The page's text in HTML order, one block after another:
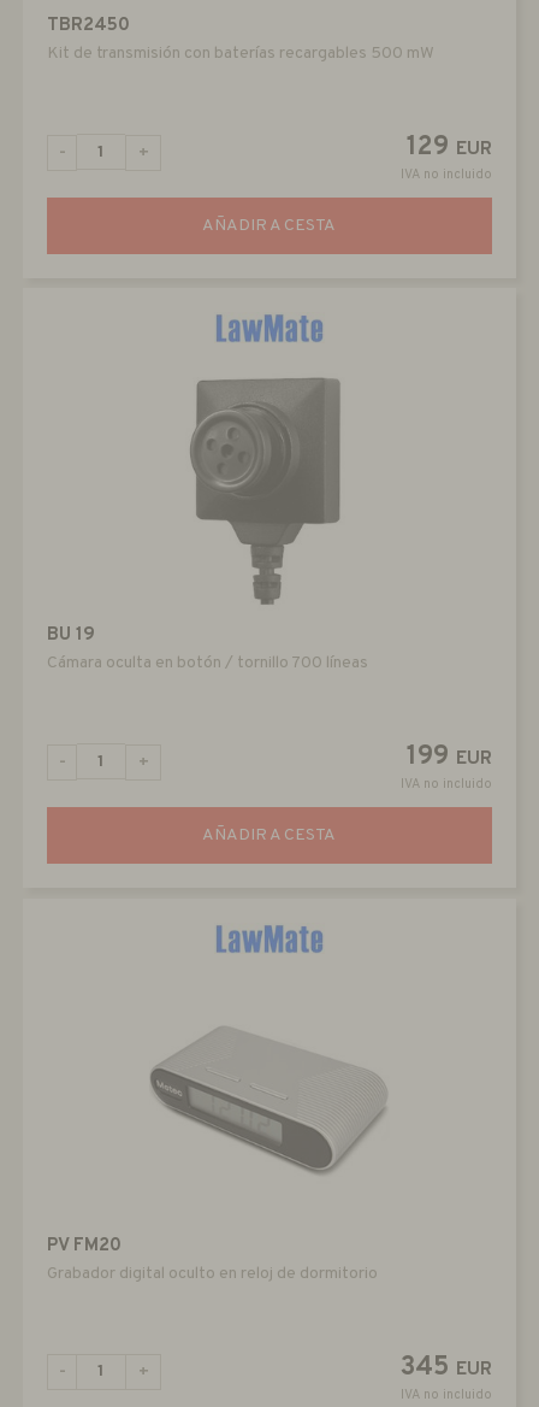
TBR2450
Kit de transmisión con baterías recargables 500 mW
129 EUR
IVA no incluido
- +
AÑADIR A CESTA
BU 19
Cámara oculta en botón / tornillo 700 líneas
199 EUR
IVA no incluido
- +
AÑADIR A CESTA
PV FM20
Grabador digital oculto en reloj de dormitorio
345 EUR
IVA no incluido
- +